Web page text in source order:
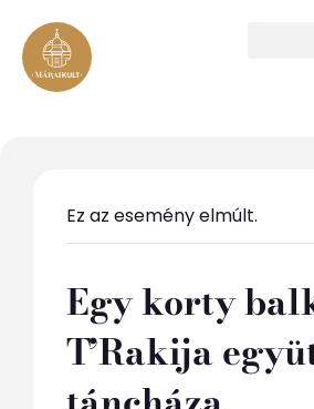
Ez az esemény elmúlt.
Egy korty
T’Rakija